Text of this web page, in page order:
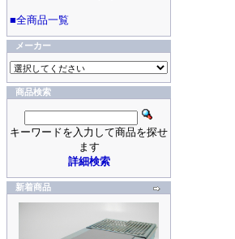
■全商品一覧
メーカー
商品検索
キーワードを入力して商品を探せ
ます
詳細検索
新着商品